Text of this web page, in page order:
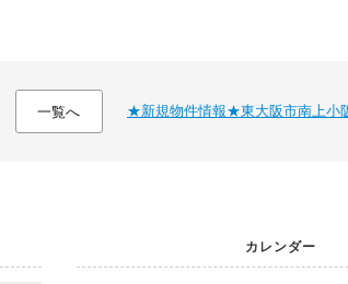
一覧へ ★新規物件情報★東大阪市南上
カレンダー